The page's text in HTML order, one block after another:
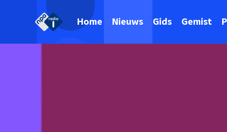
Home Nieuws Gids Gemist